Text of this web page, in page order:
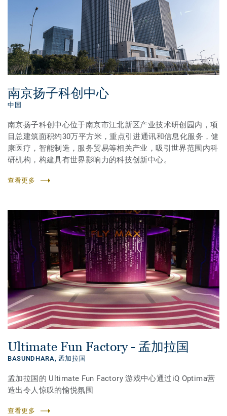
南京扬子科创中心
中国
南京扬子科创中心位于南京市江北新区产业技术研创园内，项
目总建筑面积约30万平方米，重点引进通讯和信息化服务，健
康医疗，智能制造，服务贸易等相关产业，吸引世界范围内科
研机构，构建具有世界影响力的科技创新中心。
查看更多
Ultimate Fun Factory - 孟加拉国
BASUNDHARA, 孟加拉国
孟加拉国的 Ultimate Fun Factory 游戏中心通过iQ Optima营
造出令人惊叹的愉悦氛围
查看更多